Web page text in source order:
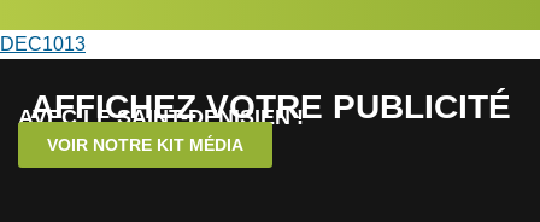
DEC1013
AFFICHEZ VOTRE PUBLICITÉ
AVEC LE SAINT-DENISIEN !
VOIR NOTRE KIT MÉDIA